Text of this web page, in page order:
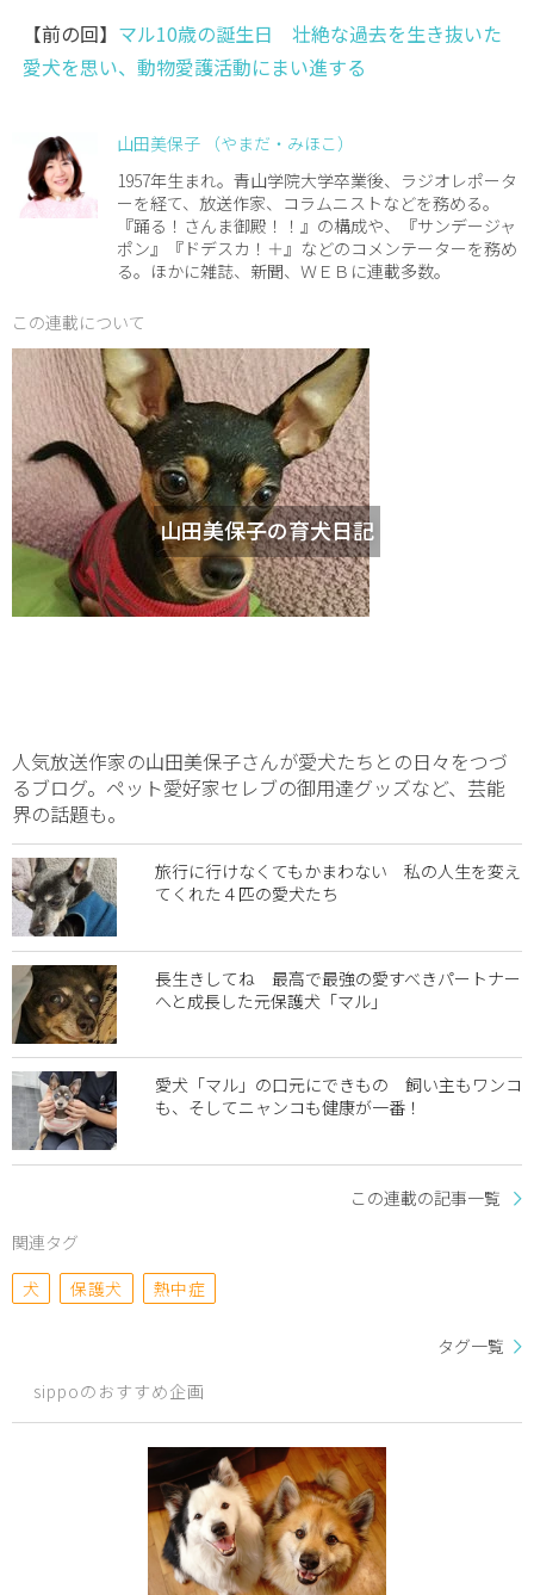
【前の回】 マル10歳の誕生日 壮絶な過去を生き抜いた
愛犬を思い、動物愛護活動にまい進する
山田美保子 （やまだ・みほこ）
1957年生まれ。青山学院大学卒業後、ラジオレポータ
ーを経て、放送作家、コラムニストなどを務める。
『踊る！さんま御殿！！』の構成や、『サンデージャ
ポン』『ドデスカ！＋』などのコメンテーターを務め
る。ほかに雑誌、新聞、ＷＥＢに連載多数。
この連載について
山田美保子の育犬日記
人気放送作家の山田美保子さんが愛犬たちとの日々をつづ
るブログ。ペット愛好家セレブの御用達グッズなど、芸能
界の話題も。
旅行に行けなくてもかまわない 私の人生を変え
てくれた４匹の愛犬たち
長生きしてね 最高で最強の愛すべきパートナー
へと成長した元保護犬「マル」
愛犬「マル」の口元にできもの 飼い主もワンコ
も、そしてニャンコも健康が一番！
この連載の記事一覧
関連タグ
犬
保護犬 熱中症
タグ一覧
sippoのおすすめ企画